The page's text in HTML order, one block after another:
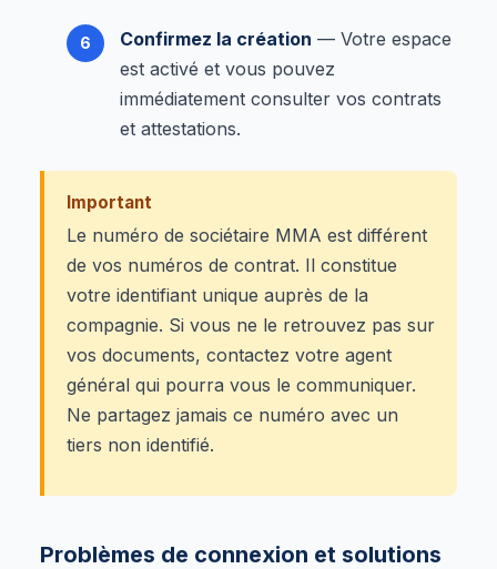
Confirmez la création — Votre espace
est activé et vous pouvez
immédiatement consulter vos contrats
et attestations.
Important
Le numéro de sociétaire MMA est différent
de vos numéros de contrat. Il constitue
votre identifiant unique auprès de la
compagnie. Si vous ne le retrouvez pas sur
vos documents, contactez votre agent
général qui pourra vous le communiquer.
Ne partagez jamais ce numéro avec un
tiers non identifié.
Problèmes de connexion et solutions